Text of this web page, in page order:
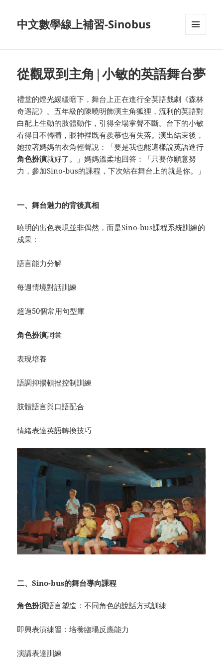
中文數學線上補習-Sinobus
從觀眾到主角|小敏的英語舞台夢
禮堂的燈光緩緩暗下，舞台上正在進行全英語戲劇《森林
奇遇記》。五年級的陳曉明飾演主角狐狸，流利的英語對
白配上生動的肢體動作，引得全場掌聲不斷。台下的小敏
看得目不轉睛，眼神裡既有羨慕也有失落。演出結束後，
她拉著媽媽的衣角輕聲說：「要是我也能這樣說英語進行
角色扮演就好了。」媽媽溫柔地回答：「只要你願意努
力，參加Sino-bus的課程，下次站在舞台上的就是你。」
一、舞台魅力的背後真相
曉明的出色表現並非偶然，而是Sino-bus課程系統訓練的
成果：
語言能力分解
每週情境對話訓練
超過50個常用句型庫
角色扮演詞彙
表現培養
語調抑揚頓挫控制訓練
肢體語言與口語配合
情緒表達英語轉換技巧
二、Sino-bus的舞台導向課程
角色扮演語言塑造：不同角色的說話方式訓練
即興表演練習：培養臨場反應能力
演講表達訓練